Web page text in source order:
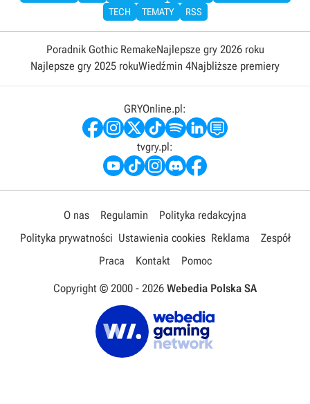
TECH
TEMATY RSS
Poradnik Gothic RemakeNajlepsze gry 2026 roku
Najlepsze gry 2025 rokuWiedźmin 4Najbliższe premiery
GRYOnline.pl:
tvgry.pl:
O nas Regulamin
Polityka redakcyjna
Polityka prywatności Ustawienia cookies Reklama
Zespół
Praca
Kontakt Pomoc
Copyright © 2000 - 2026 Webedia Polska SA